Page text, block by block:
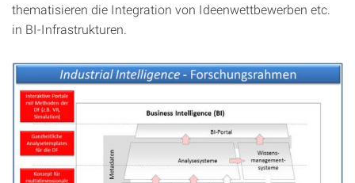
thematisieren die Integration von Ideenwettbewerben etc.
in BI-Infrastrukturen.